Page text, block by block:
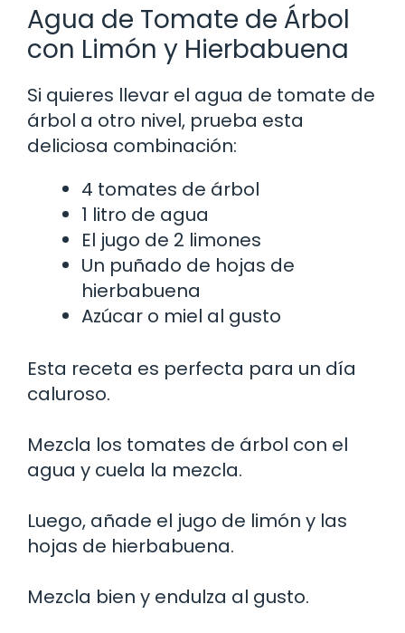
Agua de Tomate de Árbol
con Limón y Hierbabuena
Si quieres llevar el agua de tomate de
árbol a otro nivel, prueba esta
deliciosa combinación:
4 tomates de árbol
1 litro de agua
El jugo de 2 limones
Un puñado de hojas de
hierbabuena
Azúcar o miel al gusto
Esta receta es perfecta para un día
caluroso.
Mezcla los tomates de árbol con el
agua y cuela la mezcla.
Luego, añade el jugo de limón y las
hojas de hierbabuena.
Mezcla bien y endulza al gusto.